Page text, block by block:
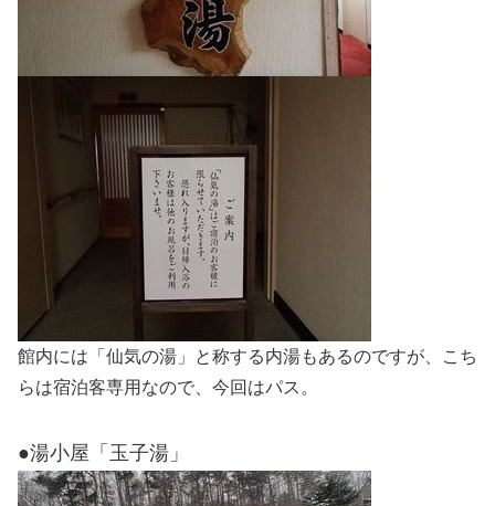
館内には「仙気の湯」と称する内湯もあるのですが、こち
らは宿泊客専用なので、今回はパス。
●湯小屋「玉子湯」